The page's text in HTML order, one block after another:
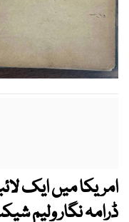
ڈرامہ نگار ولیم